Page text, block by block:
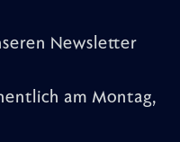
Newsletter
am Montag,